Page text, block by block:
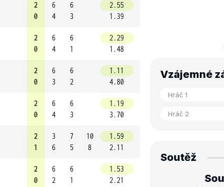
2
0
6
4
6
3
2.55
1.39
2
0
6
4
6
1
2.29
1.48
2
0
6
3
6
2
1.11
4.80
2
0
6
4
6
3
1.19
3.70
2
1
3
6
7
5
10
8
1.59
2.11
2
0
6
2
6
1
1.53
2.21
Vzájemné
Soutěž